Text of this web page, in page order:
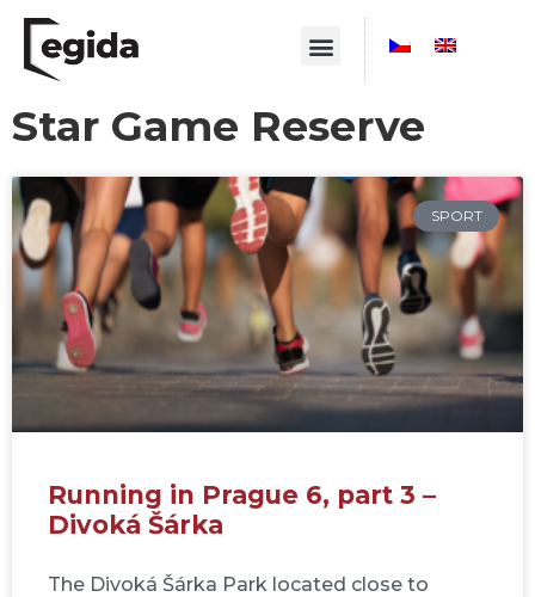
Star Game Reserve
SPORT
Running in Prague 6, part 3 –
Divoká Šárka
The Divoká Šárka Park located close to